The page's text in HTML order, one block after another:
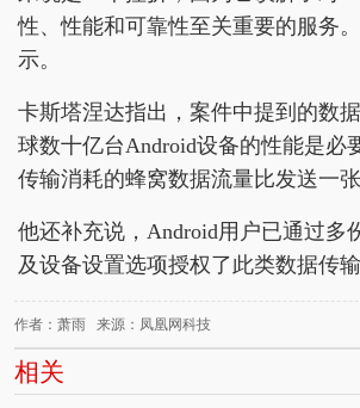
性、性能和可靠性至关重要的服务
示。
卡斯塔涅达指出，案件中提到的数
球数十亿台Android设备的性能是必
传输消耗的蜂窝数据流量比发送一张
他还补充说，Android用户已通过多
及设备设置选项授权了此类数据传输
作者：萧雨 来源：凤凰网科技
相关